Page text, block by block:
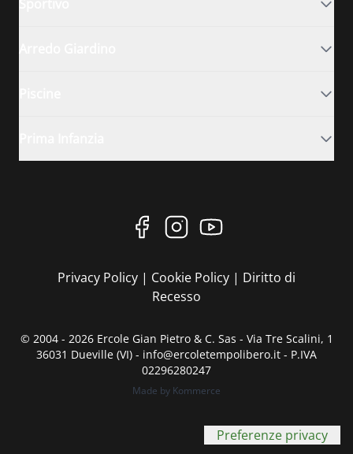
Privacy Policy | Cookie Policy | Diritto di
Recesso
© 2004 - 2026 Ercole Gian Pietro & C. Sas - Via Tre Scalini, 1
36031 Dueville (VI) - info@ercoletempolibero.it - P.IVA
02296280247
Made by Kommerce